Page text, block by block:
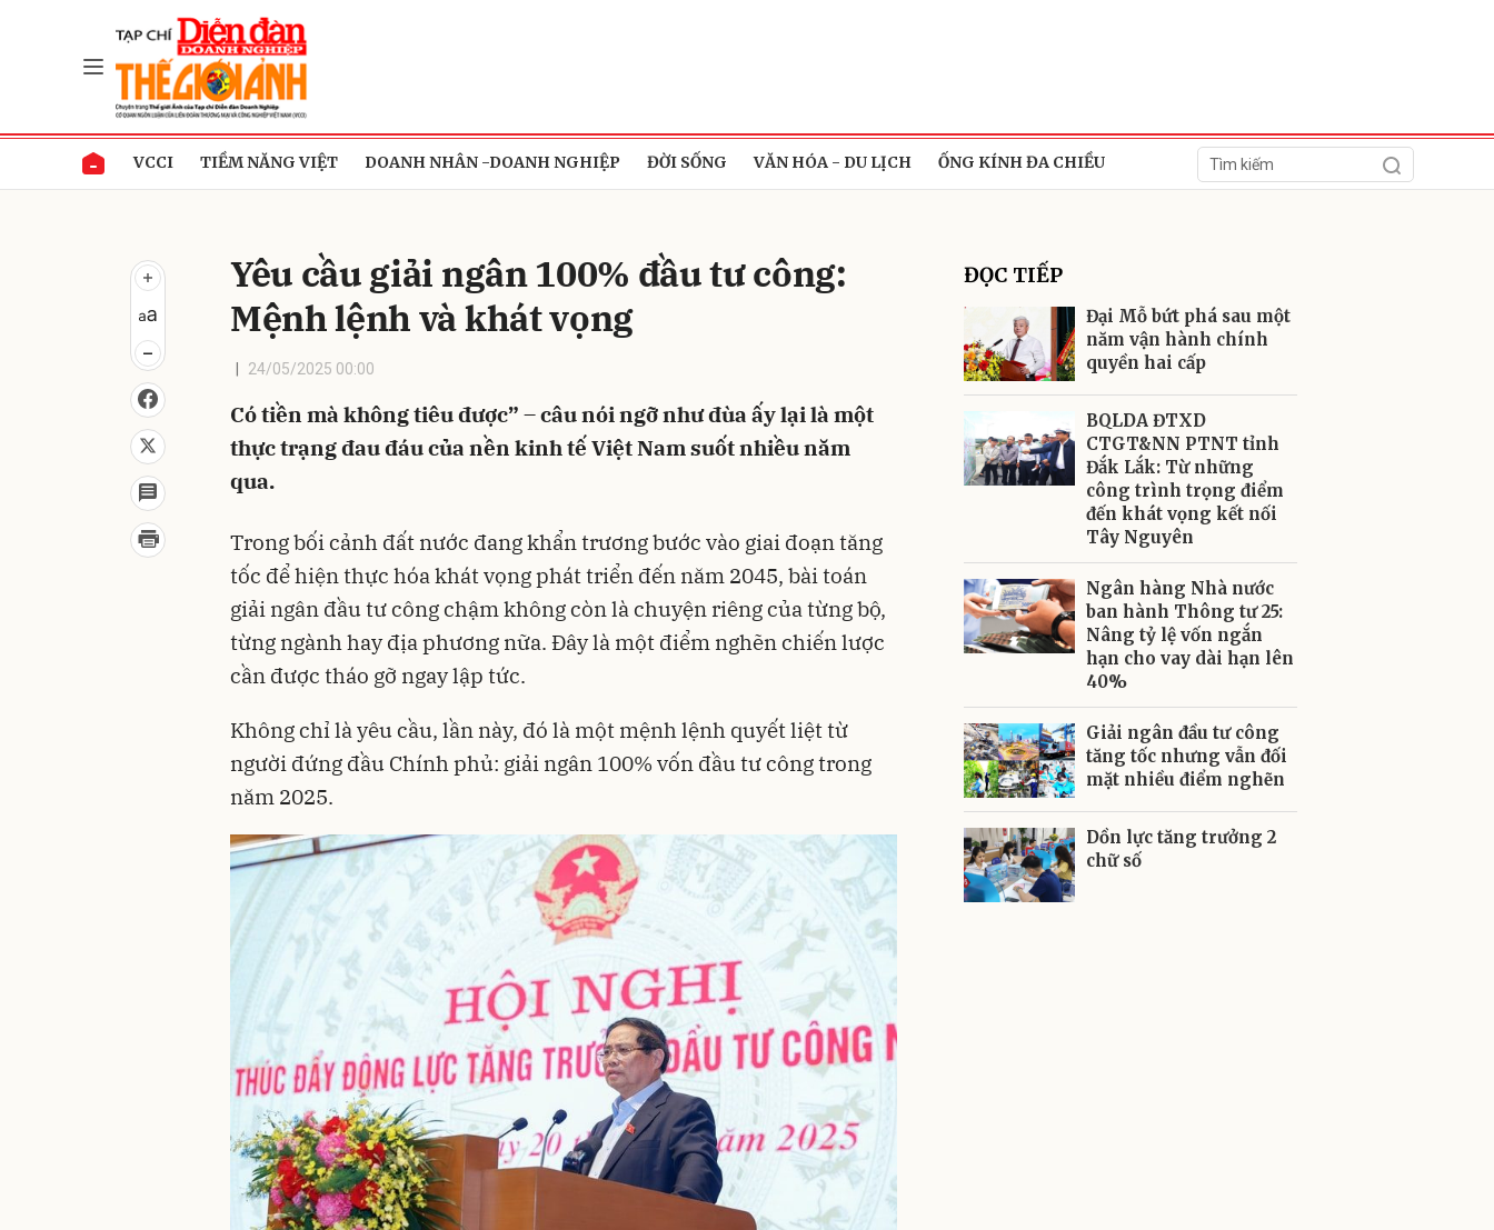
VCCI TIỀM NĂNG VIỆT DOANH NHÂN -DOANH NGHIỆP ĐỜI SỐNG VĂN HÓA - DU LỊCH ỐNG KÍNH ĐA CHIỀU
Yêu cầu giải ngân 100% đầu tư công:
Mệnh lệnh và khát vọng
24/05/2025 00:00
Có tiền mà không tiêu được” – câu nói ngỡ như đùa ấy lại là một
thực trạng đau đáu của nền kinh tế Việt Nam suốt nhiều năm
qua.
Trong bối cảnh đất nước đang khẩn trương bước vào giai đoạn tăng
tốc để hiện thực hóa khát vọng phát triển đến năm 2045, bài toán
giải ngân đầu tư công chậm không còn là chuyện riêng của từng bộ,
từng ngành hay địa phương nữa. Đây là một điểm nghẽn chiến lược
cần được tháo gỡ ngay lập tức.
Không chỉ là yêu cầu, lần này, đó là một mệnh lệnh quyết liệt từ
người đứng đầu Chính phủ: giải ngân 100% vốn đầu tư công trong
năm 2025.
ĐỌC TIẾP
Đại Mỗ bứt phá sau một
năm vận hành chính
quyền hai cấp
BQLDA ĐTXD
CTGT&NN PTNT tỉnh
Đắk Lắk: Từ những
công trình trọng điểm
đến khát vọng kết nối
Tây Nguyên
Ngân hàng Nhà nước
ban hành Thông tư 25:
Nâng tỷ lệ vốn ngắn
hạn cho vay dài hạn lên
40%
Giải ngân đầu tư công
tăng tốc nhưng vẫn đối
mặt nhiều điểm nghẽn
Dồn lực tăng trưởng 2
chữ số
Gửi